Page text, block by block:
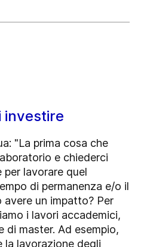
investire
"La prima cosa che
e chiederci
per lavorare quel
di permanenza e/o il
un impatto? Per
i lavori accademici,
di master. Ad esempio,
la lavorazione degli